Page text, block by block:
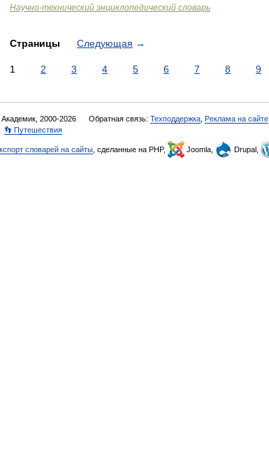
Научно-технический энциклопедический словарь
Страницы Следующая →
1 2 3 4 5 6 7 8 9
2000-2026 Обратная связь: Техподдержка Реклама на сайте
👣 Путешествия
словарей на сайты , сделанные на PHP, Joomla, Drupal,